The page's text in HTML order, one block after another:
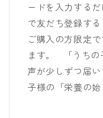
ードを入力する
で友だち登録す
ご購入の方限定
ます。 「うちの
声が少しずつ届
子様の「栄養の